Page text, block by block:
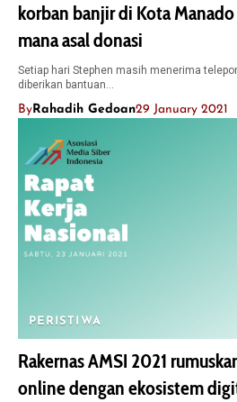
korban banjir di Kota
mana asal donasi
Setiap hari Stephen masih menerima
diberikan bantuan…
ByRahadih Gedoan29 January 2021
PERISTIWA
Rakernas AMSI 2021
online dengan ekosistem